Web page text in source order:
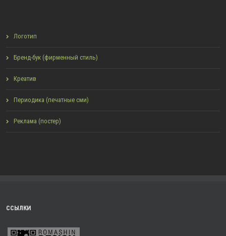
Логотип
Бренд-бук (фирменный стиль)
Креатив
Периодика (печатные сми)
Реклама (постер)
ССЫЛКИ